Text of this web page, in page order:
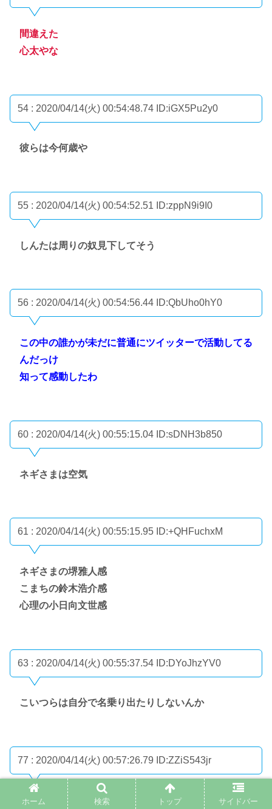
間違えた
心太やな
54 : 2020/04/14(火) 00:54:48.74 ID:iGX5Pu2y0
彼らは今何歳や
55 : 2020/04/14(火) 00:54:52.51 ID:zppN9i9I0
しんたは周りの奴見下してそう
56 : 2020/04/14(火) 00:54:56.44 ID:QbUho0hY0
この中の誰かが未だに普通にツイッターで活動してる
んだっけ
知って感動したわ
60 : 2020/04/14(火) 00:55:15.04 ID:sDNH3b850
ネギさまは空気
61 : 2020/04/14(火) 00:55:15.95 ID:+QHFuchxM
ネギさまの堺雅人感
こまちの鈴木浩介感
心理の小日向文世感
63 : 2020/04/14(火) 00:55:37.54 ID:DYoJhzYV0
こいつらは自分で名乗り出たりしないんか
77 : 2020/04/14(火) 00:57:26.79 ID:ZZiS543jr
>>63
ホーム 検索 トップ サイドバー